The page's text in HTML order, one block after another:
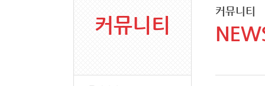
커뮤니티
커뮤니티